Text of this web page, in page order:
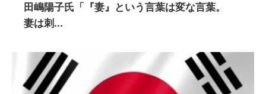
田嶋陽子氏「『妻』という言葉は変な言葉。
妻は刺...